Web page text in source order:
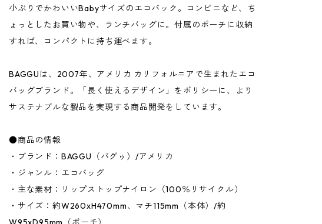
小ぶりでかわいいBabyサイズのエコバック。コンビニなど、ち
ょっとしたお買い物や、ランチバッグに。付属のポーチに収納
すれば、コンパクトに持ち運べます。
BAGGUは、2007年、アメリカ カリフォルニアで生まれたエコ
バッグブランド。「長く使えるデザイン」をポリシーに、より
サステナブルな製品を実現する商品開発をしています。
●商品の情報
・ブランド：BAGGU（バグゥ）/アメリカ
・ジャンル：エコバッグ
・主な素材：リップストップナイロン（100％リサイクル）
・サイズ：約W260xH470mm、マチ115mm（本体）/約